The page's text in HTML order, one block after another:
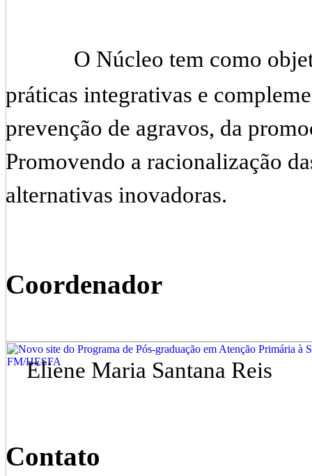
O Núcleo tem como
práticas integrativas e
prevenção de agravos, da
Promovendo a racionalização
alternativas inovadoras.
Coordenador
Eliene Maria Santana Reis
Contato